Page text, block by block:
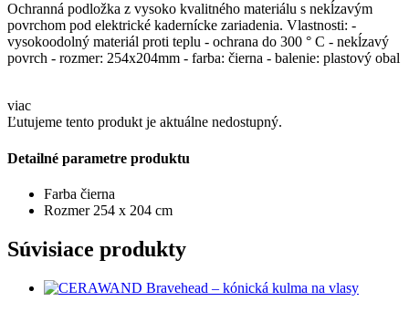
Ochranná podložka z vysoko kvalitného materiálu s nekĺzavým
povrchom pod elektrické kadernícke zariadenia. Vlastnosti: -
vysokoodolný materiál proti teplu - ochrana do 300 ° C - nekĺzavý
povrch - rozmer: 254x204mm - farba: čierna - balenie: plastový obal
viac
Ľutujeme tento produkt je aktuálne nedostupný.
Detailné parametre produktu
Farba čierna
Rozmer 254 x 204 cm
Súvisiace produkty